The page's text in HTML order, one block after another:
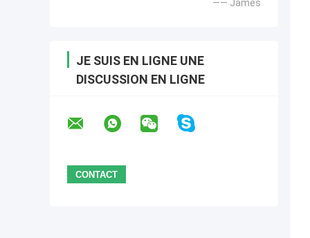
—— James
JE SUIS EN LIGNE UNE
DISCUSSION EN LIGNE